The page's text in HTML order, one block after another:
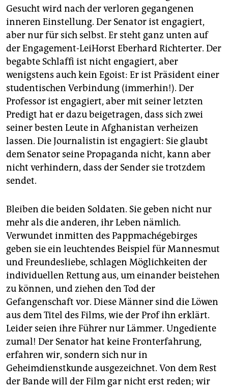
Gesucht wird nach der verloren gegangenen
inneren Einstellung. Der Senator ist engagiert,
aber nur für sich selbst. Er steht ganz unten auf
der Engagement-LeiHorst Eberhard Richterter. Der
begabte Schlaffi ist nicht engagiert, aber
wenigstens auch kein Egoist: Er ist Präsident einer
studentischen Verbindung (immerhin!). Der
Professor ist engagiert, aber mit seiner letzten
Predigt hat er dazu beigetragen, dass sich zwei
seiner besten Leute in Afghanistan verheizen
lassen. Die Journalistin ist engagiert: Sie glaubt
dem Senator seine Propaganda nicht, kann aber
nicht verhindern, dass der Sender sie trotzdem
sendet.
Bleiben die beiden Soldaten. Sie geben nicht nur
mehr als die anderen, ihr Leben nämlich.
Verwundet inmitten des Pappmachégebirges
geben sie ein leuchtendes Beispiel für Mannesmut
und Freundesliebe, schlagen Möglichkeiten der
individuellen Rettung aus, um einander beistehen
zu können, und ziehen den Tod der
Gefangenschaft vor. Diese Männer sind die Löwen
aus dem Titel des Films, wie der Prof ihn erklärt.
Leider seien ihre Führer nur Lämmer. Ungediente
zumal! Der Senator hat keine Fronterfahrung,
erfahren wir, sondern sich nur in
Geheimdienstkunde ausgezeichnet. Von dem Rest
der Bande will der Film gar nicht erst reden; wir